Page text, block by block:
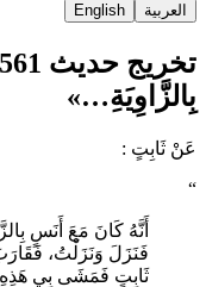
العربية English
بِالزَّاوِيَةِ…»
عَنْ ثَابِتٍ :
“
أَنَّهُ كَانَ مَعَ أَنَسٍ
فَنَزَلَ وَنَزَلْتُ،
ثَابِتٍ فَمَشَى بِي